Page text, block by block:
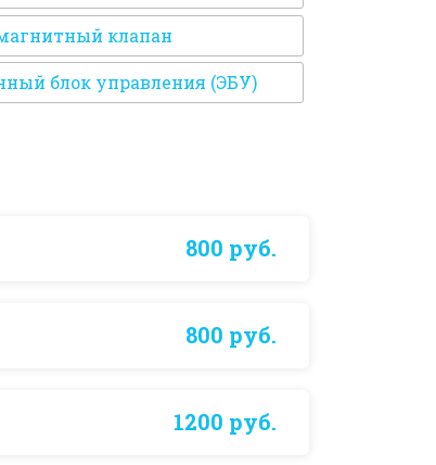
клапан
блок управления (ЭБУ)
800 руб.
800 руб.
1200 руб.